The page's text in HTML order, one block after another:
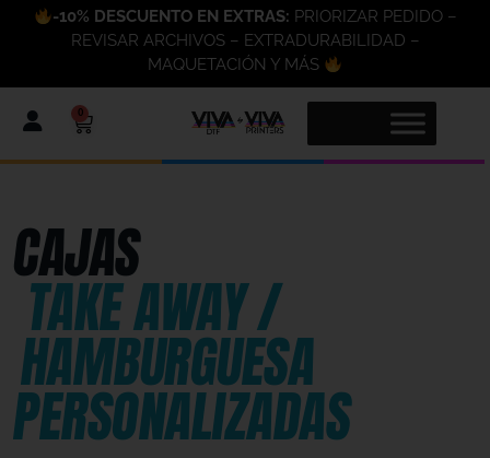
-10% DESCUENTO EN EXTRAS: PRIORIZAR PEDIDO –
REVISAR ARCHIVOS – EXTRADURABILIDAD –
MAQUETACIÓN Y MÁS
0
CAJAS
TAKE AWAY /
HAMBURGUESA
PERSONALIZADAS